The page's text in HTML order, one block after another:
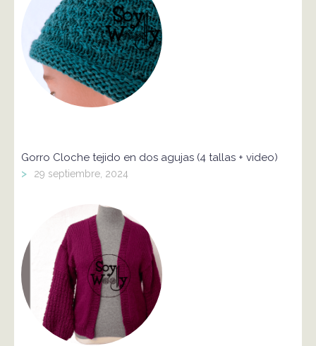
Gorro Cloche tejido en dos agujas (4 tallas + video)
> 29 septiembre, 2024